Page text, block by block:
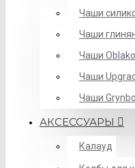
Чаши
Чаши
Чаши
Чаши
Чаши
АКСЕССУАРЫ
Калауд